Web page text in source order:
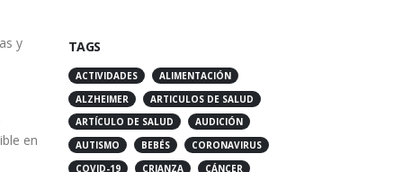
y
en
TAGS
ACTIVIDADES
ALIMENTACIÓN
ALZHEIMER
ARTICULOS DE SALUD
ARTÍCULO DE SALUD
AUDICIÓN
AUTISMO
BEBÉS
CORONAVIRUS
COVID-19
CRIANZA
CÁNCER